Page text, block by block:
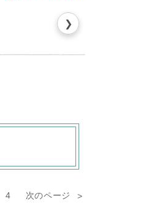
❯
4 次のページ